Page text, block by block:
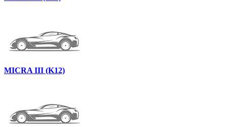
MICRA III (K12)